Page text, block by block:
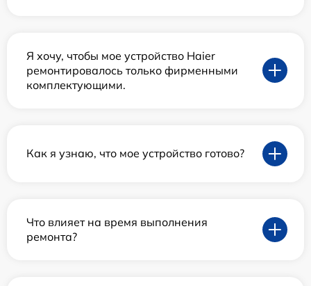
Я хочу, чтобы мое устройство Haier
ремонтировалось только фирменными
комплектующими.
Как я узнаю, что мое устройство готово?
Что влияет на время выполнения
ремонта?